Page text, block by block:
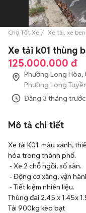
Chợ Tốt Xe Xe tải, xe ben
Xe tải k01 thùng
125.000.000 đ
Phường Long Hòa,
Phường Long
Đăng 3 tháng trước
Mô tả chi tiết
Xe tải K01  màu xanh,
hóa trong thành phố.
Thùng đai 2.45 x 1.45x
Tải 900kg kèo bạt